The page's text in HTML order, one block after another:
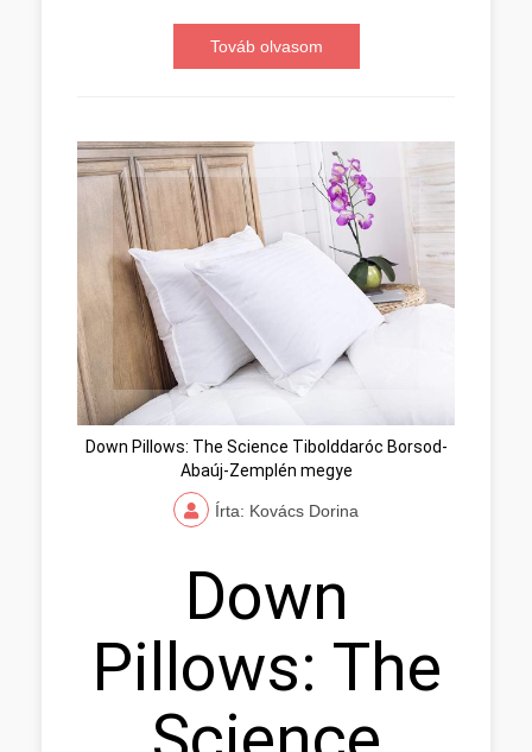
Továb olvasom
Down Pillows: The Science Tibolddaróc Borsod-
Abaúj-Zemplén megye
Írta: Kovács Dorina
Down
Pillows: The